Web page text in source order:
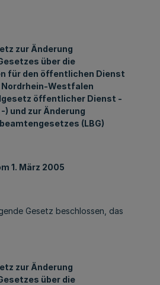
zur Änderung
über die
für den öffentlichen Dienst
Nordrhein-Westfalen
öffentlicher Dienst -
-) und zur Änderung
(LBG)
1. März 2005
Gesetz beschlossen, das
zur Änderung
über die